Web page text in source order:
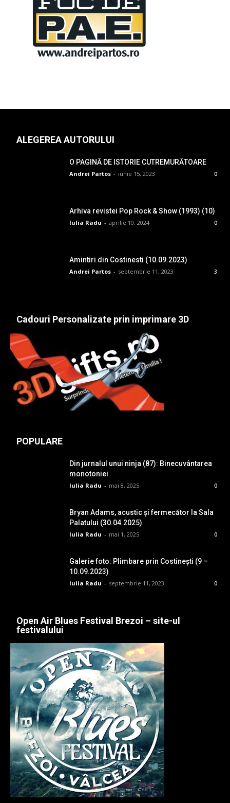
ALEGEREA AUTORULUI
O PAGINĂ DE ISTORIE CUTREMURĂTOARE
Andrei Partos - iunie 15, 2023 0
Arhiva revistei Pop Rock & Show (1993) (10)
Iulia Radu - aprilie 10, 2024 0
Amintiri din Costinesti (10.09.2023)
Andrei Partos - septembrie 11, 2023 3
Cadouri Personalizate prin imprimare 3D
POPULARE
Din jurnalul unui ninja (87): Binecuvântarea
monotoniei
Iulia Radu - mai 8, 2025 0
Bryan Adams, acustic și fermecător la Sala
Palatului (30.04.2025)
Iulia Radu - mai 1, 2025 0
Galerie foto: Plimbare prin Costinești (9 –
10.09.2023)
Iulia Radu - septembrie 11, 2023 0
Open Air Blues Festival Brezoi – site-ul
festivalului